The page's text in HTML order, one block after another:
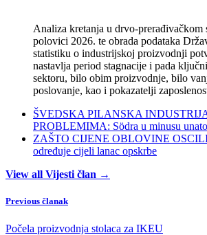
Analiza kretanja u drvo-prerađivačkom
polovici 2026. te obrada podataka
statistiku o industrijskoj proizvodnji
nastavlja period stagnacije i pada
sektoru, bilo obim proizvodnje, bilo
poslovanje, kao i pokazatelji
ŠVEDSKA PILANSKA
PROBLEMIMA: Södra u minusu
ZAŠTO CIJENE OBLOVINE
određuje cijeli lanac opskrbe
View all Vijesti član →
Previous članak
Počela proizvodnja stolaca za IKEU